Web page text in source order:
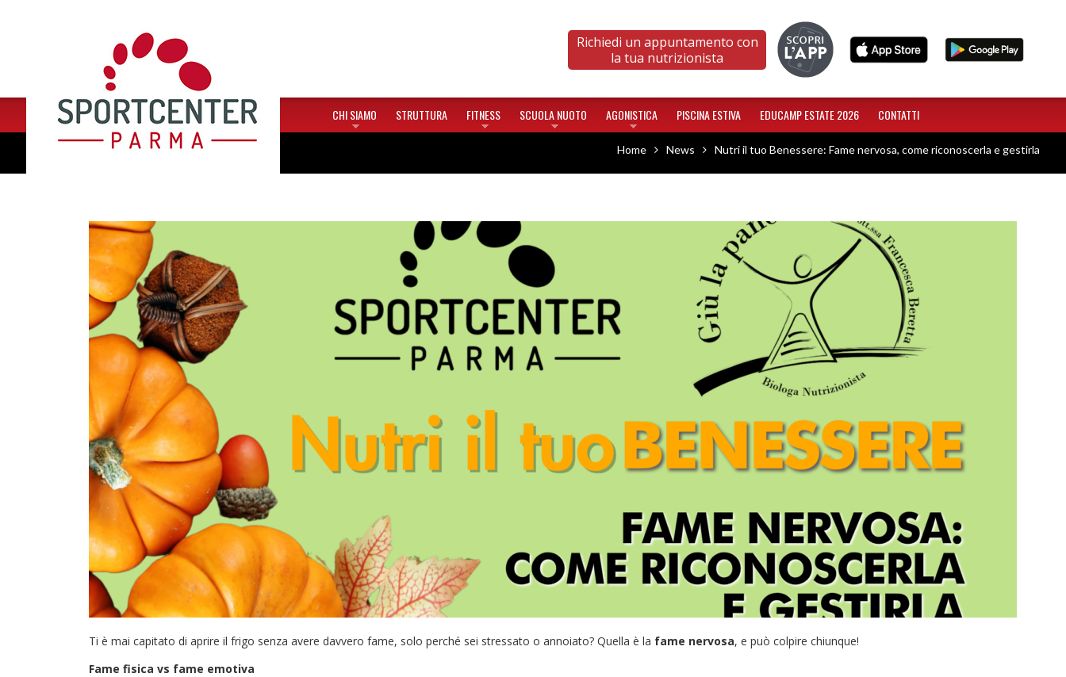
Richiedi un appuntamento con
la tua nutrizionista
CHI SIAMO STRUTTURA FITNESS SCUOLA NUOTO AGONISTICA PISCINA ESTIVA EDUCAMP ESTATE 2026 CONTATTI
Home News Nutri il tuo Benessere: Fame nervosa, come riconoscerla e gestirla
Ti è mai capitato di aprire il frigo senza avere davvero fame, solo perché sei stressato o annoiato? Quella è la fame nervosa, e può colpire chiunque!
Fame fisica vs fame emotiva